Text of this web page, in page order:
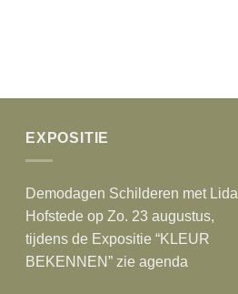
EXPOSITIE
Demodagen Schilderen met Lida
Hofstede op Zo. 23 augustus,
tijdens de Expositie “KLEUR
BEKENNEN” zie agenda